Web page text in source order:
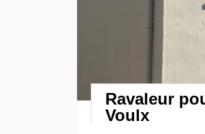
Ravaleur
Voulx